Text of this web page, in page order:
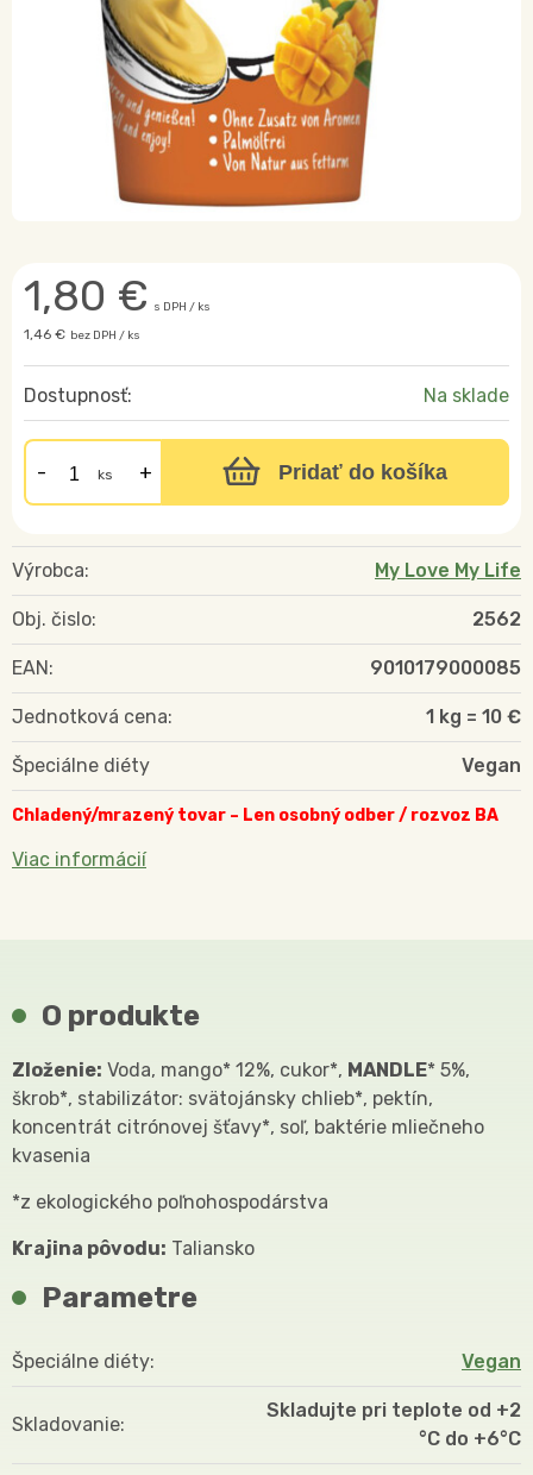
1,80 € s DPH / ks
1,46 € bez DPH / ks
Dostupnosť: Na sklade
ks Pridať do košíka
Výrobca: My Love My Life
Obj. čislo: 2562
EAN: 9010179000085
Jednotková cena: 1 kg = 10 €
Špeciálne diéty Vegan
Chladený/mrazený tovar – Len osobný odber / rozvoz BA
Viac informácií
O produkte
Zloženie: Voda, mango* 12%, cukor*, MANDLE* 5%,
škrob*, stabilizátor: svätojánsky chlieb*, pektín,
koncentrát citrónovej šťavy*, soľ, baktérie mliečneho
kvasenia
*z ekologického poľnohospodárstva
Krajina pôvodu: Taliansko
Parametre
Špeciálne diéty Vegan
Skladovanie
Skladujte pri teplote od +2
°C do +6°C